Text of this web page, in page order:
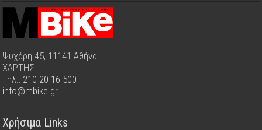
Ψυχάρη 45, 11141 Αθήνα
ΧΑΡΤΗΣ
Τηλ.: 210 20 16 500
info@mbike.gr
Χρήσιμα Links